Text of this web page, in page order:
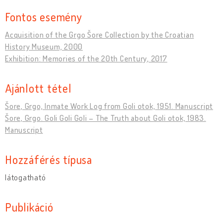
Fontos esemény
Acquisition of the Grgo Šore Collection by the Croatian
History Museum, 2000
Exhibition: Memories of the 20th Century, 2017
Ajánlott tétel
Šore, Grgo, Inmate Work Log from Goli otok, 1951. Manuscript
Šore, Grgo. Goli Goli Goli – The Truth about Goli otok, 1983.
Manuscript
Hozzáférés típusa
látogatható
Publikáció